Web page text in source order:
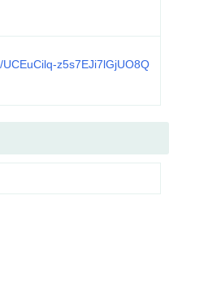
z5s7EJi7lGjUO8Q